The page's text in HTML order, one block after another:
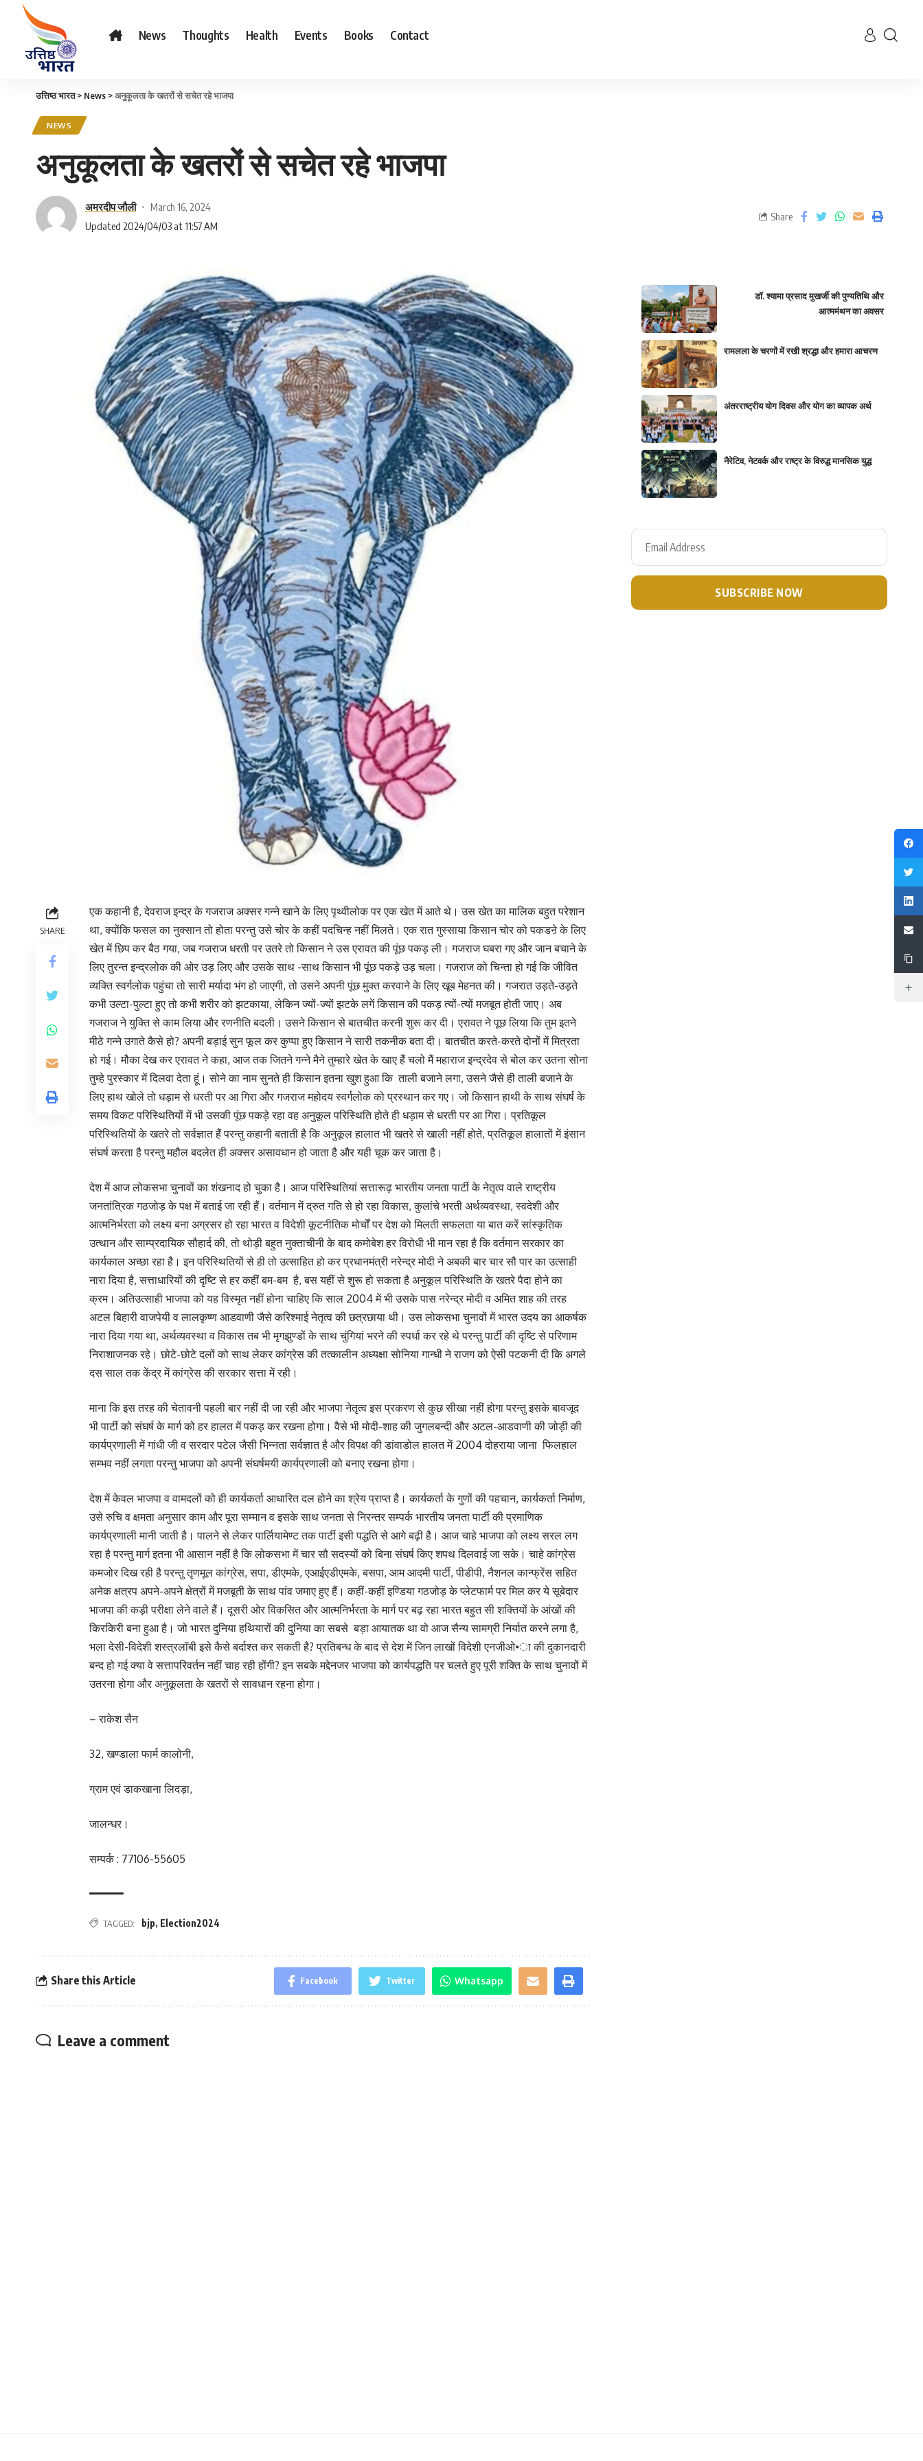
News Thoughts Health Events Books Contact
उत्तिष्ठ भारत> News >अनुकूलता के खतरों से सचेत रहे भाजपा
NEWS
अनुकूलता के खतरों से सचेत रहे भाजपा
अमरदीप जौली
March 16, 2024
Updated 2024/04/03 at 11:57 AM
Share
SHARE
एक कहानी है, देवराज इन्द्र के गजराज अक्सर गन्ने खाने के लिए पृथ्वीलोक पर एक खेत में आते थे। उस खेत का मालिक बहुत परेशान
था, क्योंकि फसल का नुक्सान तो होता परन्तु उसे चोर के कहीं पदचिन्ह नहीं मिलते। एक रात गुस्साया किसान चोर को पकडऩे के लिए
खेत में छिप कर बैठ गया, जब गजराज धरती पर उतरे तो किसान ने उस एरावत की पूंछ पकड़ ली। गजराज घबरा गए और जान बचाने के
लिए तुरन्त इन्द्रलोक की ओर उड़ लिए और उसके साथ -साथ किसान भी पूंछ पकड़े उड़ चला। गजराज को चिन्ता हो गई कि जीवित
व्यक्ति स्वर्गलोक पहुंचा तो सारी मर्यादा भंग हो जाएगी, तो उसने अपनी पूंछ मुक्त करवाने के लिए खूब मेहनत की। गजरात उड़ते-उड़ते
कभी उल्टा-पुल्टा हुए तो कभी शरीर को झटकाया, लेकिन ज्यों-ज्यों झटके लगें किसान की पकड़ त्यों-त्यों मजबूत होती जाए। अब
गजराज ने युक्ति से काम लिया और रणनीति बदली। उसने किसान से बातचीत करनी शुरू कर दी। एरावत ने पूछ लिया कि तुम इतने
मीठे गन्ने उगाते कैसे हो? अपनी बड़ाई सुन फूल कर कुप्पा हुए किसान ने सारी तकनीक बता दी। बातचीत करते-करते दोनों में मित्रता
हो गई। मौका देख कर एरावत ने कहा, आज तक जितने गन्ने मैने तुम्हारे खेत के खाए हैं चलो मैं महाराज इन्द्रदेव से बोल कर उतना सोना
तुम्हे पुरस्कार में दिलवा देता हूं। सोने का नाम सुनते ही किसान इतना खुश हुआ कि ताली बजाने लगा, उसने जैसे ही ताली बजाने के
लिए हाथ खोले तो धड़ाम से धरती पर आ गिरा और गजराज महोदय स्वर्गलोक को प्रस्थान कर गए। जो किसान हाथी के साथ संघर्ष के
समय विकट परिस्थितियों में भी उसकी पूंछ पकड़े रहा वह अनुकूल परिस्थिति होते ही धड़ाम से धरती पर आ गिरा। प्रतिकूल
परिस्थितियों के खतरे तो सर्वज्ञात हैं परन्तु कहानी बताती है कि अनुकूल हालात भी खतरे से खाली नहीं होते, प्रतिकूल हालातों में इंसान
संघर्ष करता है परन्तु महौल बदलेत ही अक्सर असावधान हो जाता है और यही चूक कर जाता है।
देश में आज लोकसभा चुनावों का शंखनाद हो चुका है। आज परिस्थितियां सत्तारूढ़ भारतीय जनता पार्टी के नेतृत्व वाले राष्ट्रीय
जनतांत्रिक गठजोड़ के पक्ष में बताई जा रही हैं। वर्तमान में द्रुत गति से हो रहा विकास, कुलांचे भरती अर्थव्यवस्था, स्वदेशी और
आत्मनिर्भरता को लक्ष्य बना अग्रसर हो रहा भारत व विदेशी कूटनीतिक मोर्चों पर देश को मिलती सफलता या बात करें सांस्कृतिक
उत्थान और साम्प्रदायिक सौहार्द की, तो थोड़ी बहुत नुक्ताचीनी के बाद कमोबेश हर विरोधी भी मान रहा है कि वर्तमान सरकार का
कार्यकाल अच्छा रहा है। इन परिस्थितियों से ही तो उत्साहित हो कर प्रधानमंत्री नरेन्द्र मोदी ने अबकी बार चार सौ पार का उत्साही
नारा दिया है, सत्ताधारियों की दृष्टि से हर कहीं बम-बम है, बस यहीं से शुरू हो सकता है अनुकूल परिस्थिति के खतरे पैदा होने का
क्रम। अतिउत्साही भाजपा को यह विस्मृत नहीं होना चाहिए कि साल 2004 में भी उसके पास नरेन्द्र मोदी व अमित शाह की तरह
अटल बिहारी वाजपेयी व लालकृष्ण आडवाणी जैसे करिश्माई नेतृत्व की छत्रछाया थी। उस लोकसभा चुनावों में भारत उदय का आकर्षक
नारा दिया गया था, अर्थव्यवस्था व विकास तब भी मृगझुण्डों के साथ चुंगियां भरने की स्पर्धा कर रहे थे परन्तु पार्टी की दृष्टि से परिणाम
निराशाजनक रहे। छोटे-छोटे दलों को साथ लेकर कांग्रेस की तत्कालीन अध्यक्षा सोनिया गान्धी ने राजग को ऐसी पटकनी दी कि अगले
दस साल तक केंद्र में कांग्रेस की सरकार सत्ता में रही।
माना कि इस तरह की चेतावनी पहली बार नहीं दी जा रही और भाजपा नेतृत्व इस प्रकरण से कुछ सीखा नहीं होगा परन्तु इसके बावजूद
भी पार्टी को संघर्ष के मार्ग को हर हालत में पकड़ कर रखना होगा। वैसे भी मोदी-शाह की जुगलबन्दी और अटल-आडवाणी की जोड़ी की
कार्यप्रणाली में गांधी जी व सरदार पटेल जैसी भिन्नता सर्वज्ञात है और विपक्ष की डांवाडोल हालत में 2004 दोहराया जाना फिलहाल
सम्भव नहीं लगता परन्तु भाजपा को अपनी संघर्षमयी कार्यप्रणाली को बनाए रखना होगा।
देश में केवल भाजपा व वामदलों को ही कार्यकर्ता आधारित दल होने का श्रेय प्राप्त है। कार्यकर्ता के गुणों की पहचान, कार्यकर्ता निर्माण,
उसे रुचि व क्षमता अनुसार काम और पूरा सम्मान व इसके साथ जनता से निरन्तर सम्पर्क भारतीय जनता पार्टी की प्रमाणिक
कार्यप्रणाली मानी जाती है। पालने से लेकर पार्लियामेण्ट तक पार्टी इसी पद्धति से आगे बढ़ी है। आज चाहे भाजपा को लक्ष्य सरल लग
रहा है परन्तु मार्ग इतना भी आसान नहीं है कि लोकसभा में चार सौ सदस्यों को बिना संघर्ष किए शपथ दिलवाई जा सके। चाहे कांग्रेस
कमजोर दिख रही है परन्तु तृणमूल कांग्रेस, सपा, डीएमके, एआईएडीएमके, बसपा, आम आदमी पार्टी, पीडीपी, नैशनल कान्फ्रेंस सहित
अनेक क्षत्रप अपने-अपने क्षेत्रों में मजबूती के साथ पांव जमाए हुए हैं। कहीं-कहीं इण्डिया गठजोड़ के प्लेटफार्म पर मिल कर ये सूबेदार
भाजपा की कड़ी परीक्षा लेने वाले हैं। दूसरी ओर विकसित और आत्मनिर्भरता के मार्ग पर बढ़ रहा भारत बहुत सी शक्तियों के आंखों की
किरकिरी बना हुआ है। जो भारत दुनिया हथियारों की दुनिया का सबसे बड़ा आयातक था वो आज सैन्य सामग्री निर्यात करने लगा है,
भला देसी-विदेशी शस्त्रलॉबी इसे कैसे बर्दाश्त कर सकती है? प्रतिबन्ध के बाद से देश में जिन लाखों विदेशी एनजीओ•ा की दुकानदारी
बन्द हो गई क्या वे सत्तापरिवर्तन नहीं चाह रही होंगी? इन सबके मद्देनजर भाजपा को कार्यपद्धति पर चलते हुए पूरी शक्ति के साथ चुनावों में
उतरना होगा और अनुकूलता के खतरों से सावधान रहना होगा।
– राकेश सैन
32, खण्डाला फार्म कालोनी,
ग्राम एवं डाकखाना लिदड़ा,
जालन्धर।
सम्पर्क : 77106-55605
TAGGED: bjp, Election2024
Share this Article Facebook Twitter Whatsapp
Leave a comment
डॉ. श्यामा प्रसाद मुखर्जी की पुण्यतिथि और
आत्ममंथन का अवसर
रामलला के चरणों में रखी श्रद्धा और हमारा आचरण
अंतरराष्ट्रीय योग दिवस और योग का व्यापक अर्थ
नैरेटिव, नेटवर्क और राष्ट्र के विरुद्ध मानसिक युद्ध